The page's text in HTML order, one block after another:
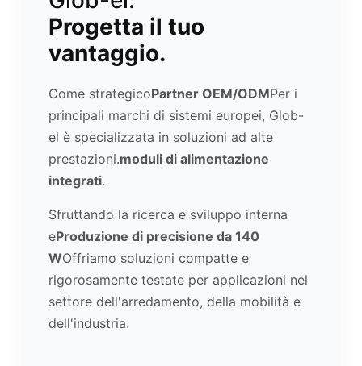
Progetta il tuo
vantaggio.
Come strategicoPartner OEM/ODMPer i
principali marchi di sistemi europei, Glob-
el è specializzata in soluzioni ad alte
prestazioni.moduli di alimentazione
integrati.
Sfruttando la ricerca e sviluppo interna
eProduzione di precisione da 140
WOffriamo soluzioni compatte e
rigorosamente testate per applicazioni nel
settore dell'arredamento, della mobilità e
dell'industria.